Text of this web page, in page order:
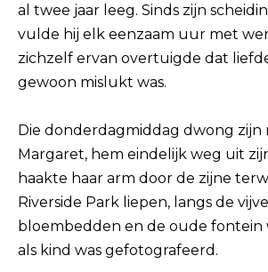
al twee jaar leeg. Sinds zijn
vulde hij elk eenzaam uur met
zichzelf ervan overtuigde dat
gewoon mislukt was.
Die donderdagmiddag dwong zijn
Margaret, hem eindelijk weg uit
haakte haar arm door de zijne
Riverside Park liepen, langs de
bloembedden en de oude fontein
als kind was gefotografeerd.